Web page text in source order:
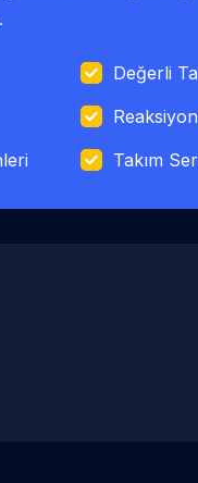
Değerli
Takım